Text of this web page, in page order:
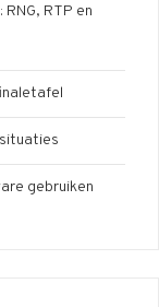
RTP en
gebruiken